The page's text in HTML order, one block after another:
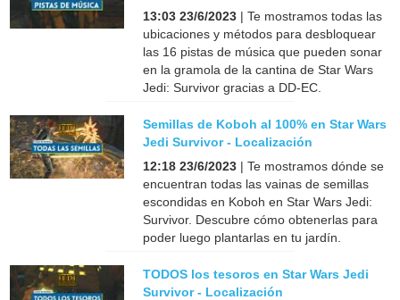
13:03 23/6/2023 | Te mostramos todas las
ubicaciones y métodos para desbloquear
las 16 pistas de música que pueden sonar
en la gramola de la cantina de Star Wars
Jedi: Survivor gracias a DD-EC.
Semillas de Koboh al 100% en Star Wars
Jedi Survivor - Localización
12:18 23/6/2023 | Te mostramos dónde se
encuentran todas las vainas de semillas
escondidas en Koboh en Star Wars Jedi:
Survivor. Descubre cómo obtenerlas para
poder luego plantarlas en tu jardín.
TODOS los tesoros en Star Wars Jedi
Survivor - Localización